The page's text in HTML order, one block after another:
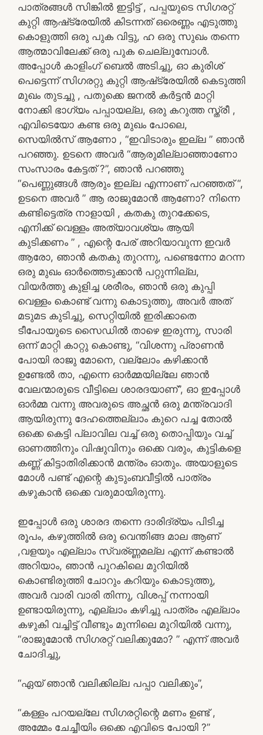
പാത്രങ്ങൾ സിങ്കിൽ ഇട്ടിട്ട് , പപ്പയുടെ സിഗരറ്റ്
കുറ്റി ആഷ്‌ട്രേയിൽ കിടന്നത് ഒരെണ്ണം എടുത്തു
കൊളുത്തി ഒരു പുക വിട്ടു, ഹ ഒരു സുഖം തന്നെ
ആത്മാവിലേക്ക് ഒരു പുക ചെല്ലുമ്പോൾ.
അപ്പോൾ കാളിംഗ് ബെൽ അടിച്ചു, ഓ കുരിശ്
പെട്ടെന്ന് സിഗരറ്റു കുറ്റി ആഷ്‌ട്രേയിൽ കെടുത്തി
മുഖം തുടച്ചു , പതുക്കെ ജനൽ കർട്ടൻ മാറ്റി
നോക്കി ഭാഗ്യം പപ്പായല്ല, ഒരു കറുത്ത സ്ത്രീ ,
എവിടെയോ കണ്ട ഒരു മുഖം പോലെ,
സെയിൽസ് ആണോ , “ഇവിടാരും ഇല്ല ” ഞാൻ
പറഞ്ഞു. ഉടനെ അവർ “ആരുമില്ലാഞ്ഞാണോ
സംസാരം കേട്ടത് ?”, ഞാൻ പറഞ്ഞു
“പെണ്ണുങ്ങൾ ആരും ഇല്ല എന്നാണ് പറഞ്ഞത് “,
ഉടനെ അവർ ” ആ രാജുമോൻ ആണോ? നിന്നെ
കണ്ടിട്ടെത്ര നാളായി , കതകു തുറക്കേടെ,
എനിക്ക് വെള്ളം അത്യാവശ്യം ആയി
കുടിക്കണം ” , എന്റെ പേര് അറിയാവുന്ന ഇവർ
ആരോ, ഞാൻ കതകു തുറന്നു, പണ്ടെന്നോ മറന്ന
ഒരു മുഖം ഓർത്തെടുക്കാൻ പറ്റുന്നില്ല,
വിയർത്തു കുളിച്ച ശരീരം, ഞാൻ ഒരു കുപ്പി
വെള്ളം കൊണ്ട് വന്നു കൊടുത്തു, അവർ അത്
മടുമട കുടിച്ചു, സെറ്റിയിൽ ഇരിക്കാതെ
ടീപോയുടെ സൈഡിൽ താഴെ ഇരുന്നു, സാരി
ഒന്ന് മാറ്റി കാറ്റു കൊണ്ടു, “വിശന്നു പ്രാണൻ
പോയി രാജു മോനെ, വല്ലോം കഴിക്കാൻ
ഉണ്ടേൽ താ, എന്നെ ഓർമ്മയില്ലേ ഞാൻ
വേലന്മാരുടെ വീട്ടിലെ ശാരദയാണ്‌”, ഓ ഇപ്പോൾ
ഓർമ്മ വന്നു അവരുടെ അച്ഛൻ ഒരു മന്ത്രവാദി
ആയിരുന്നു ദേഹത്തെല്ലാം കുറെ പച്ച തോൽ
ഒക്കെ കെട്ടി പ്ലാവില വച്ച് ഒരു തൊപ്പിയും വച്ച്
ഓണത്തിനും വിഷുവിനും ഒക്കെ വരും, കുട്ടികളെ
കണ്ണ് കിട്ടാതിരിക്കാൻ മന്ത്രം ഓതും. അയാളുടെ
മോൾ പണ്ട് എന്റെ കുടുംബവീട്ടിൽ പാത്രം
കഴുകാൻ ഒക്കെ വരുമായിരുന്നു.
ഇപ്പോൾ ഒരു ശാരദ തന്നെ ദാരിദ്ര്യം പിടിച്ച
രൂപം, കഴുത്തിൽ ഒരു വെന്തിങ്ങ മാല ആണ്
,വളയും എല്ലാം സ്വര്ണ്ണമല്ല എന്ന് കണ്ടാൽ
അറിയാം, ഞാൻ പുറകിലെ മുറിയിൽ
കൊണ്ടിരുത്തി ചോറും കറിയും കൊടുത്തു,
അവർ വാരി വാരി തിന്നു, വിശപ്പ് നന്നായി
ഉണ്ടായിരുന്നു, എല്ലാം കഴിച്ചു പാത്രം എല്ലാം
കഴുകി വച്ചിട്ട് വീണ്ടും മുന്നിലെ മുറിയിൽ വന്നു,
“രാജുമോൻ സിഗരറ്റ് വലിക്കുമോ? ” എന്ന് അവർ
ചോദിച്ചു,
“ഏയ് ഞാൻ വലിക്കില്ല പപ്പാ വലിക്കും”,
“കള്ളം പറയല്ലേ സിഗരറ്റിന്റെ മണം ഉണ്ട് ,
അമ്മേം ചേച്ചീയിം ഒക്കെ എവിടെ പോയി ?”